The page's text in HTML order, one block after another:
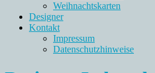
Weihnachtskarten
Designer
Kontakt
Impressum
Datenschutzhinweise